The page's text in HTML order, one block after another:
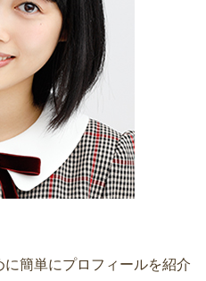
簡単にプロフィールを紹介